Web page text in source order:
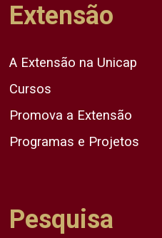
Extensão
A Extensão na Unicap
Cursos
Promova a Extensão
Programas e Projetos
Pesquisa